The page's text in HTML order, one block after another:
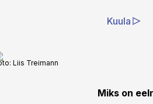
Kuula
Liis Treimann
Miks on